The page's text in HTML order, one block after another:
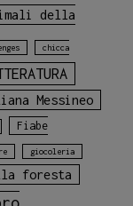
della
chicca
Messineo
Fiabe
giocoleria
foresta